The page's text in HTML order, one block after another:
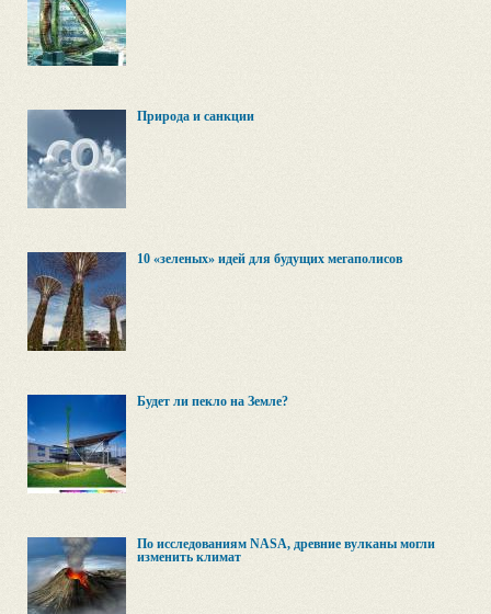
Природа и санкции
10 «зеленых» идей для будущих мегаполисов
Будет ли пекло на Земле?
По исследованиям NASA, древние вулканы могли
изменить климат